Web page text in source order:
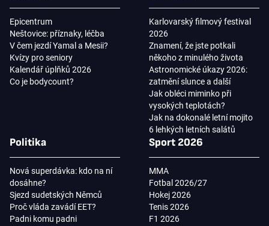
Epicentrum
Neštovice: příznaky, léčba
V čem jezdí Yamal a Mesii?
Kvízy pro seniory
Kalendář úplňků 2026
Co je bodycount?
Karlovarský filmový festival
2026
Znamení, že jste potkali
někoho z minulého života
Astronomické úkazy 2026:
zatmění slunce a další
Jak obléci miminko při
vysokých teplotách?
Jak na dokonalé letní mojito
6 lehkých letních salátů
Politika
Nová superdávka: kdo na ní
dosáhne?
Sjezd sudetských Němců
Proč vláda zavádí EET?
Padni komu padni
Sport 2026
MMA
Fotbal 2026/27
Hokej 2026
Tenis 2026
F1 2026